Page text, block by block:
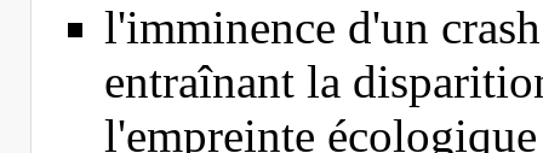
l'imminence d'un
entraînant la
l'empreinte